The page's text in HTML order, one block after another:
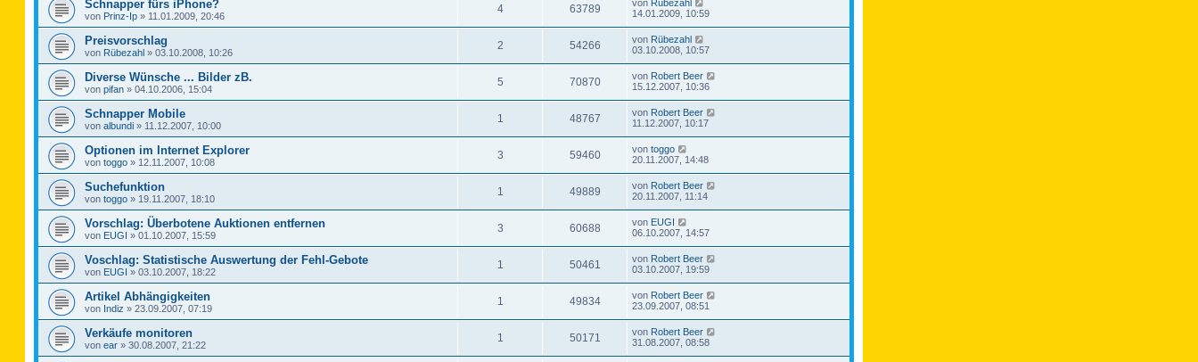
Schnapper fürs iPhone?
von Prinz-Ip » 11.01.2009, 20:46
4 63789 von Rübezahl
14.01.2009, 10:59
Preisvorschlag
von Rübezahl » 03.10.2008, 10:26
2 54266 von Rübezahl
03.10.2008, 10:57
Diverse Wünsche ... Bilder zB.
von pifan » 04.10.2006, 15:04
5 70870 von Robert Beer
15.12.2007, 10:36
Schnapper Mobile
von albundi » 11.12.2007, 10:00
1 48767 von Robert Beer
11.12.2007, 10:17
Optionen im Internet Explorer
von toggo » 12.11.2007, 10:08
3 59460 von toggo
20.11.2007, 14:48
Suchefunktion
von toggo » 19.11.2007, 18:10
1 49889 von Robert Beer
20.11.2007, 11:14
Vorschlag: Überbotene Auktionen entfernen
von EUGI » 01.10.2007, 15:59
3 60688 von EUGI
06.10.2007, 14:57
Voschlag: Statistische Auswertung der Fehl-Gebote
von EUGI » 03.10.2007, 18:22
1 50461 von Robert Beer
03.10.2007, 19:59
Artikel Abhängigkeiten
von Indiz » 23.09.2007, 07:19
1 49834 von Robert Beer
23.09.2007, 08:51
Verkäufe monitoren
von ear » 30.08.2007, 21:22
1 50171 von Robert Beer
31.08.2007, 08:58